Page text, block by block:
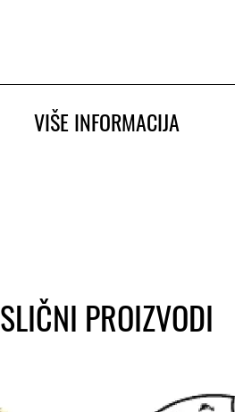
VIŠE INFORMACIJA
SLIČNI PROIZVODI